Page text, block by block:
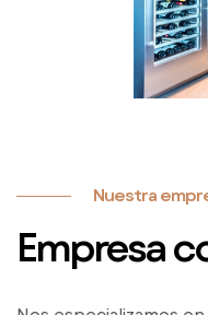
Nuestra
Empresa